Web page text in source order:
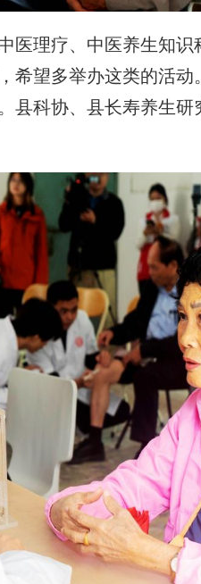
医理疗、中医养生知
希望多举办这类的活
科协、县长寿养生